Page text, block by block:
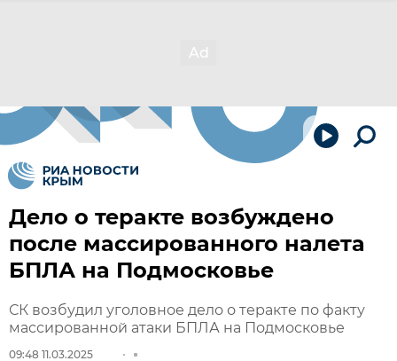
Дело о теракте возбуждено
после массированного налета
БПЛА на Подмосковье
СК возбудил уголовное дело о теракте по факту
массированной атаки БПЛА на Подмосковье
09:48 11.03.2025